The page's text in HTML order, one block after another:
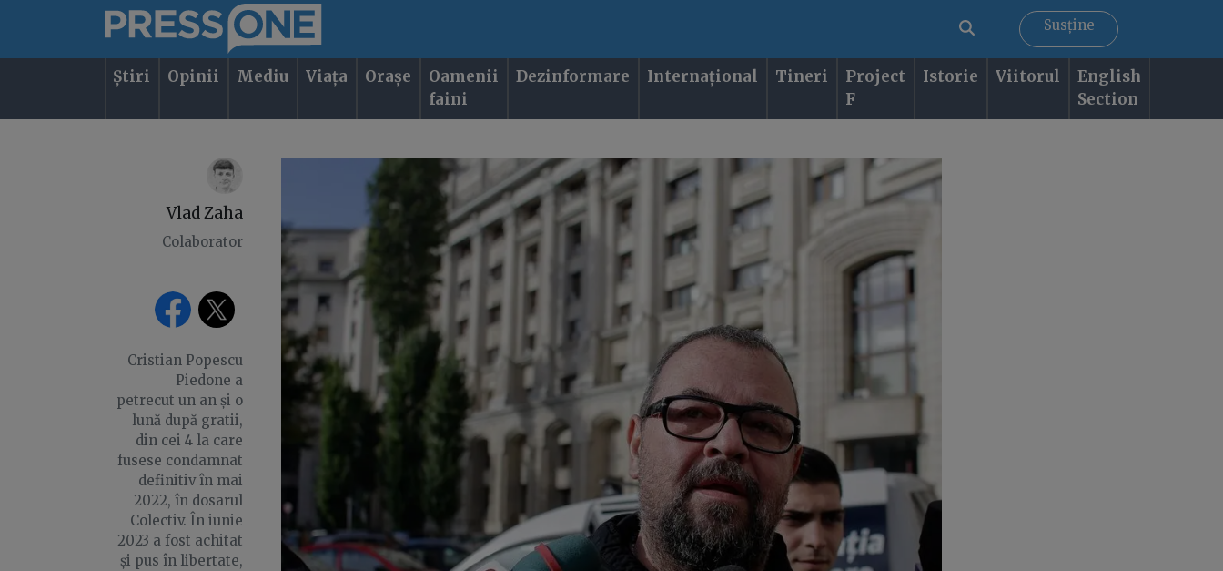
Susține
Știri Opinii Mediu Viața Orașe
Oamenii
faini
Dezinformare Internațional Tineri
Project
F
Istorie Viitorul
English
Section
Vlad Zaha
Colaborator
Cristian Popescu
Piedone a
petrecut un an și o
lună după gratii,
din cei 4 la care
fusese condamnat
definitiv în mai
2022, în dosarul
Colectiv. În iunie
2023 a fost achitat
și pus în libertate,